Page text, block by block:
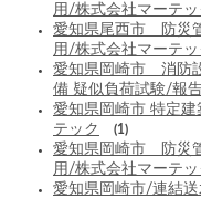
用/株式会社マーテッ
愛知県尾西市 防災
用/株式会社マーテッ
愛知県岡崎市 消防
備 疑似負荷試験/報
愛知県岡崎市 特定
テック
(1)
愛知県岡崎市 防災
用/株式会社マーテッ
愛知県岡崎市/連結